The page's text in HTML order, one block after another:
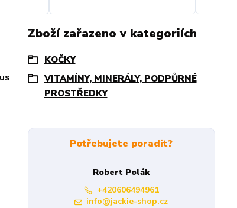
Zboží zařazeno v kategoriích
KOČKY
VITAMÍNY, MINERÁLY, PODPŮRNÉ
PROSTŘEDKY
Potřebujete poradit?
Robert Polák
+420606494961
info@jackie-shop.cz